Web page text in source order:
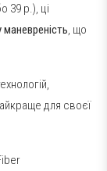
39 р.), ці
маневреність, що
для своєї